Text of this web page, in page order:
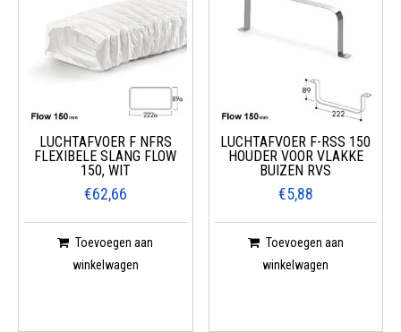
LUCHTAFVOER F NFRS
FLEXIBELE SLANG FLOW
150, WIT
€62,66
Toevoegen aan
winkelwagen
LUCHTAFVOER F-RSS 150
HOUDER VOOR VLAKKE
BUIZEN RVS
€5,88
Toevoegen aan
winkelwagen